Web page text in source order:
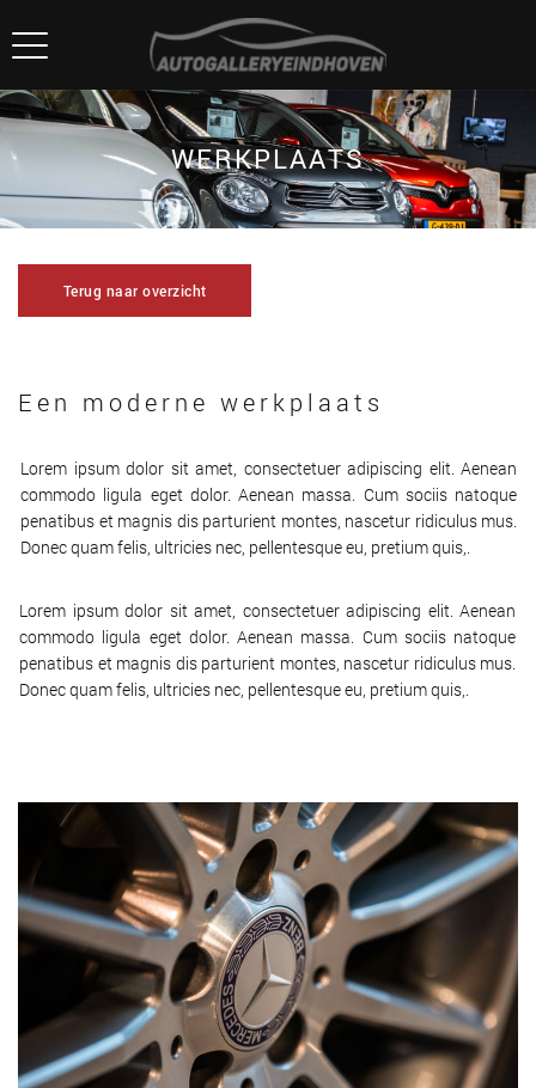
WERKPLAATS
Terug naar overzicht
Een moderne werkplaats
Lorem ipsum dolor sit amet, consectetuer adipiscing elit. Aenean
commodo ligula eget dolor. Aenean massa. Cum sociis natoque
penatibus et magnis dis parturient montes, nascetur ridiculus mus.
Donec quam felis, ultricies nec, pellentesque eu, pretium quis,.
Lorem ipsum dolor sit amet, consectetuer adipiscing elit. Aenean
commodo ligula eget dolor. Aenean massa. Cum sociis natoque
penatibus et magnis dis parturient montes, nascetur ridiculus mus.
Donec quam felis, ultricies nec, pellentesque eu, pretium quis,.